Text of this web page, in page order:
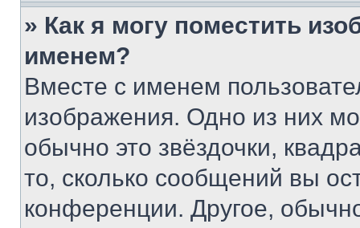
» Как я могу поместить
именем?
Вместе с именем
изображения. Одно из них
обычно это звёздочки,
то, сколько сообщений вы
конференции. Другое,